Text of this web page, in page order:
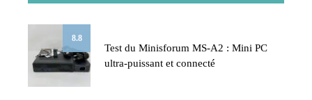
8.8
Test du Minisforum MS-A2 : Mini PC
ultra-puissant et connecté